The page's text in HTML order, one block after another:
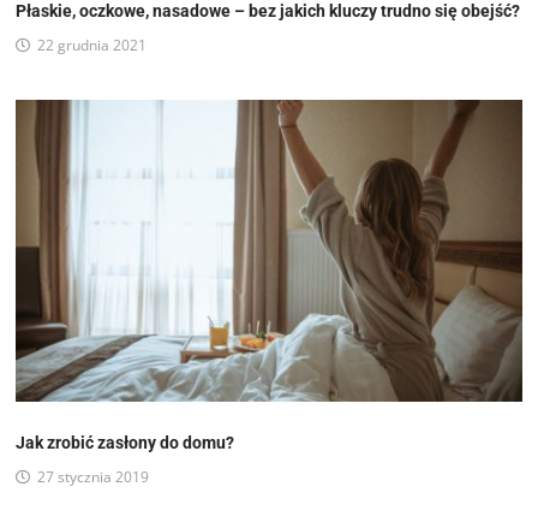
Płaskie, oczkowe, nasadowe – bez jakich kluczy trudno się obejść?
22 grudnia 2021
Jak zrobić zasłony do domu?
27 stycznia 2019